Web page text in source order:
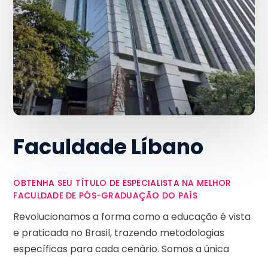
Faculdade Líbano
OBTENHA SEU TÍTULO DE ESPECIALISTA NA MELHOR
FACULDADE DE PÓS-GRADUAÇÃO DO PAÍS
Revolucionamos a forma como a educação é vista
e praticada no Brasil, trazendo metodologias
específicas para cada cenário. Somos a única